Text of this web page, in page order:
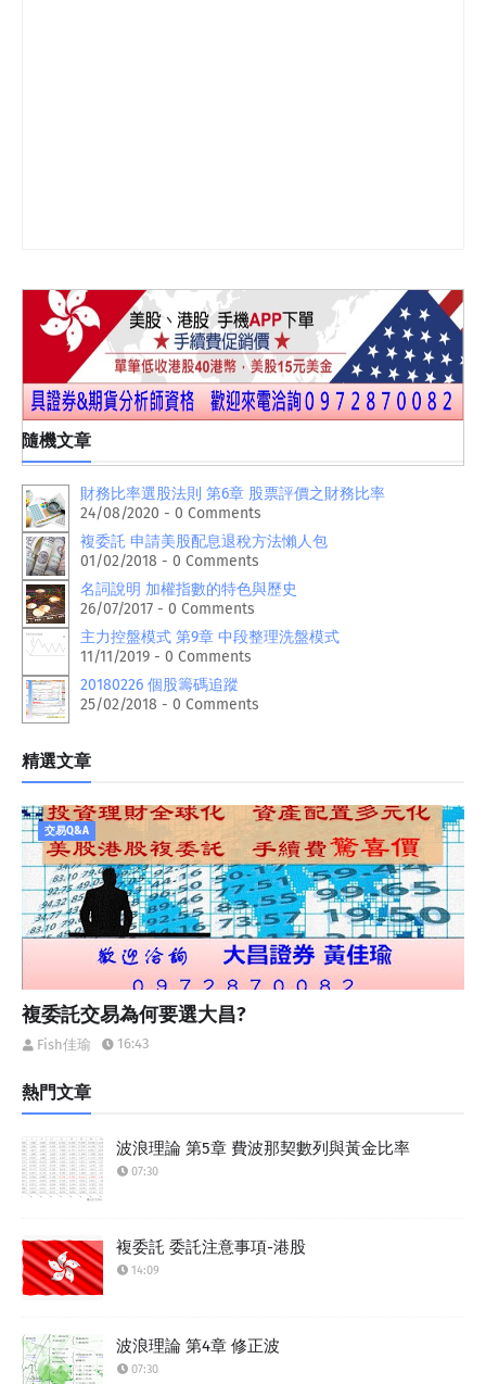
隨機文章
財務比率選股法則 第6章 股票評價之財務比率
24/08/2020 - 0 Comments
複委託 申請美股配息退稅方法懶人包
01/02/2018 - 0 Comments
名詞說明 加權指數的特色與歷史
26/07/2017 - 0 Comments
主力控盤模式 第9章 中段整理洗盤模式
11/11/2019 - 0 Comments
20180226 個股籌碼追蹤
25/02/2018 - 0 Comments
精選文章
交易Q&A
複委託交易為何要選大昌?
Fish佳瑜 16:43
熱門文章
波浪理論 第5章 費波那契數列與黃金比率
07:30
複委託 委託注意事項-港股
14:09
波浪理論 第4章 修正波
07:30